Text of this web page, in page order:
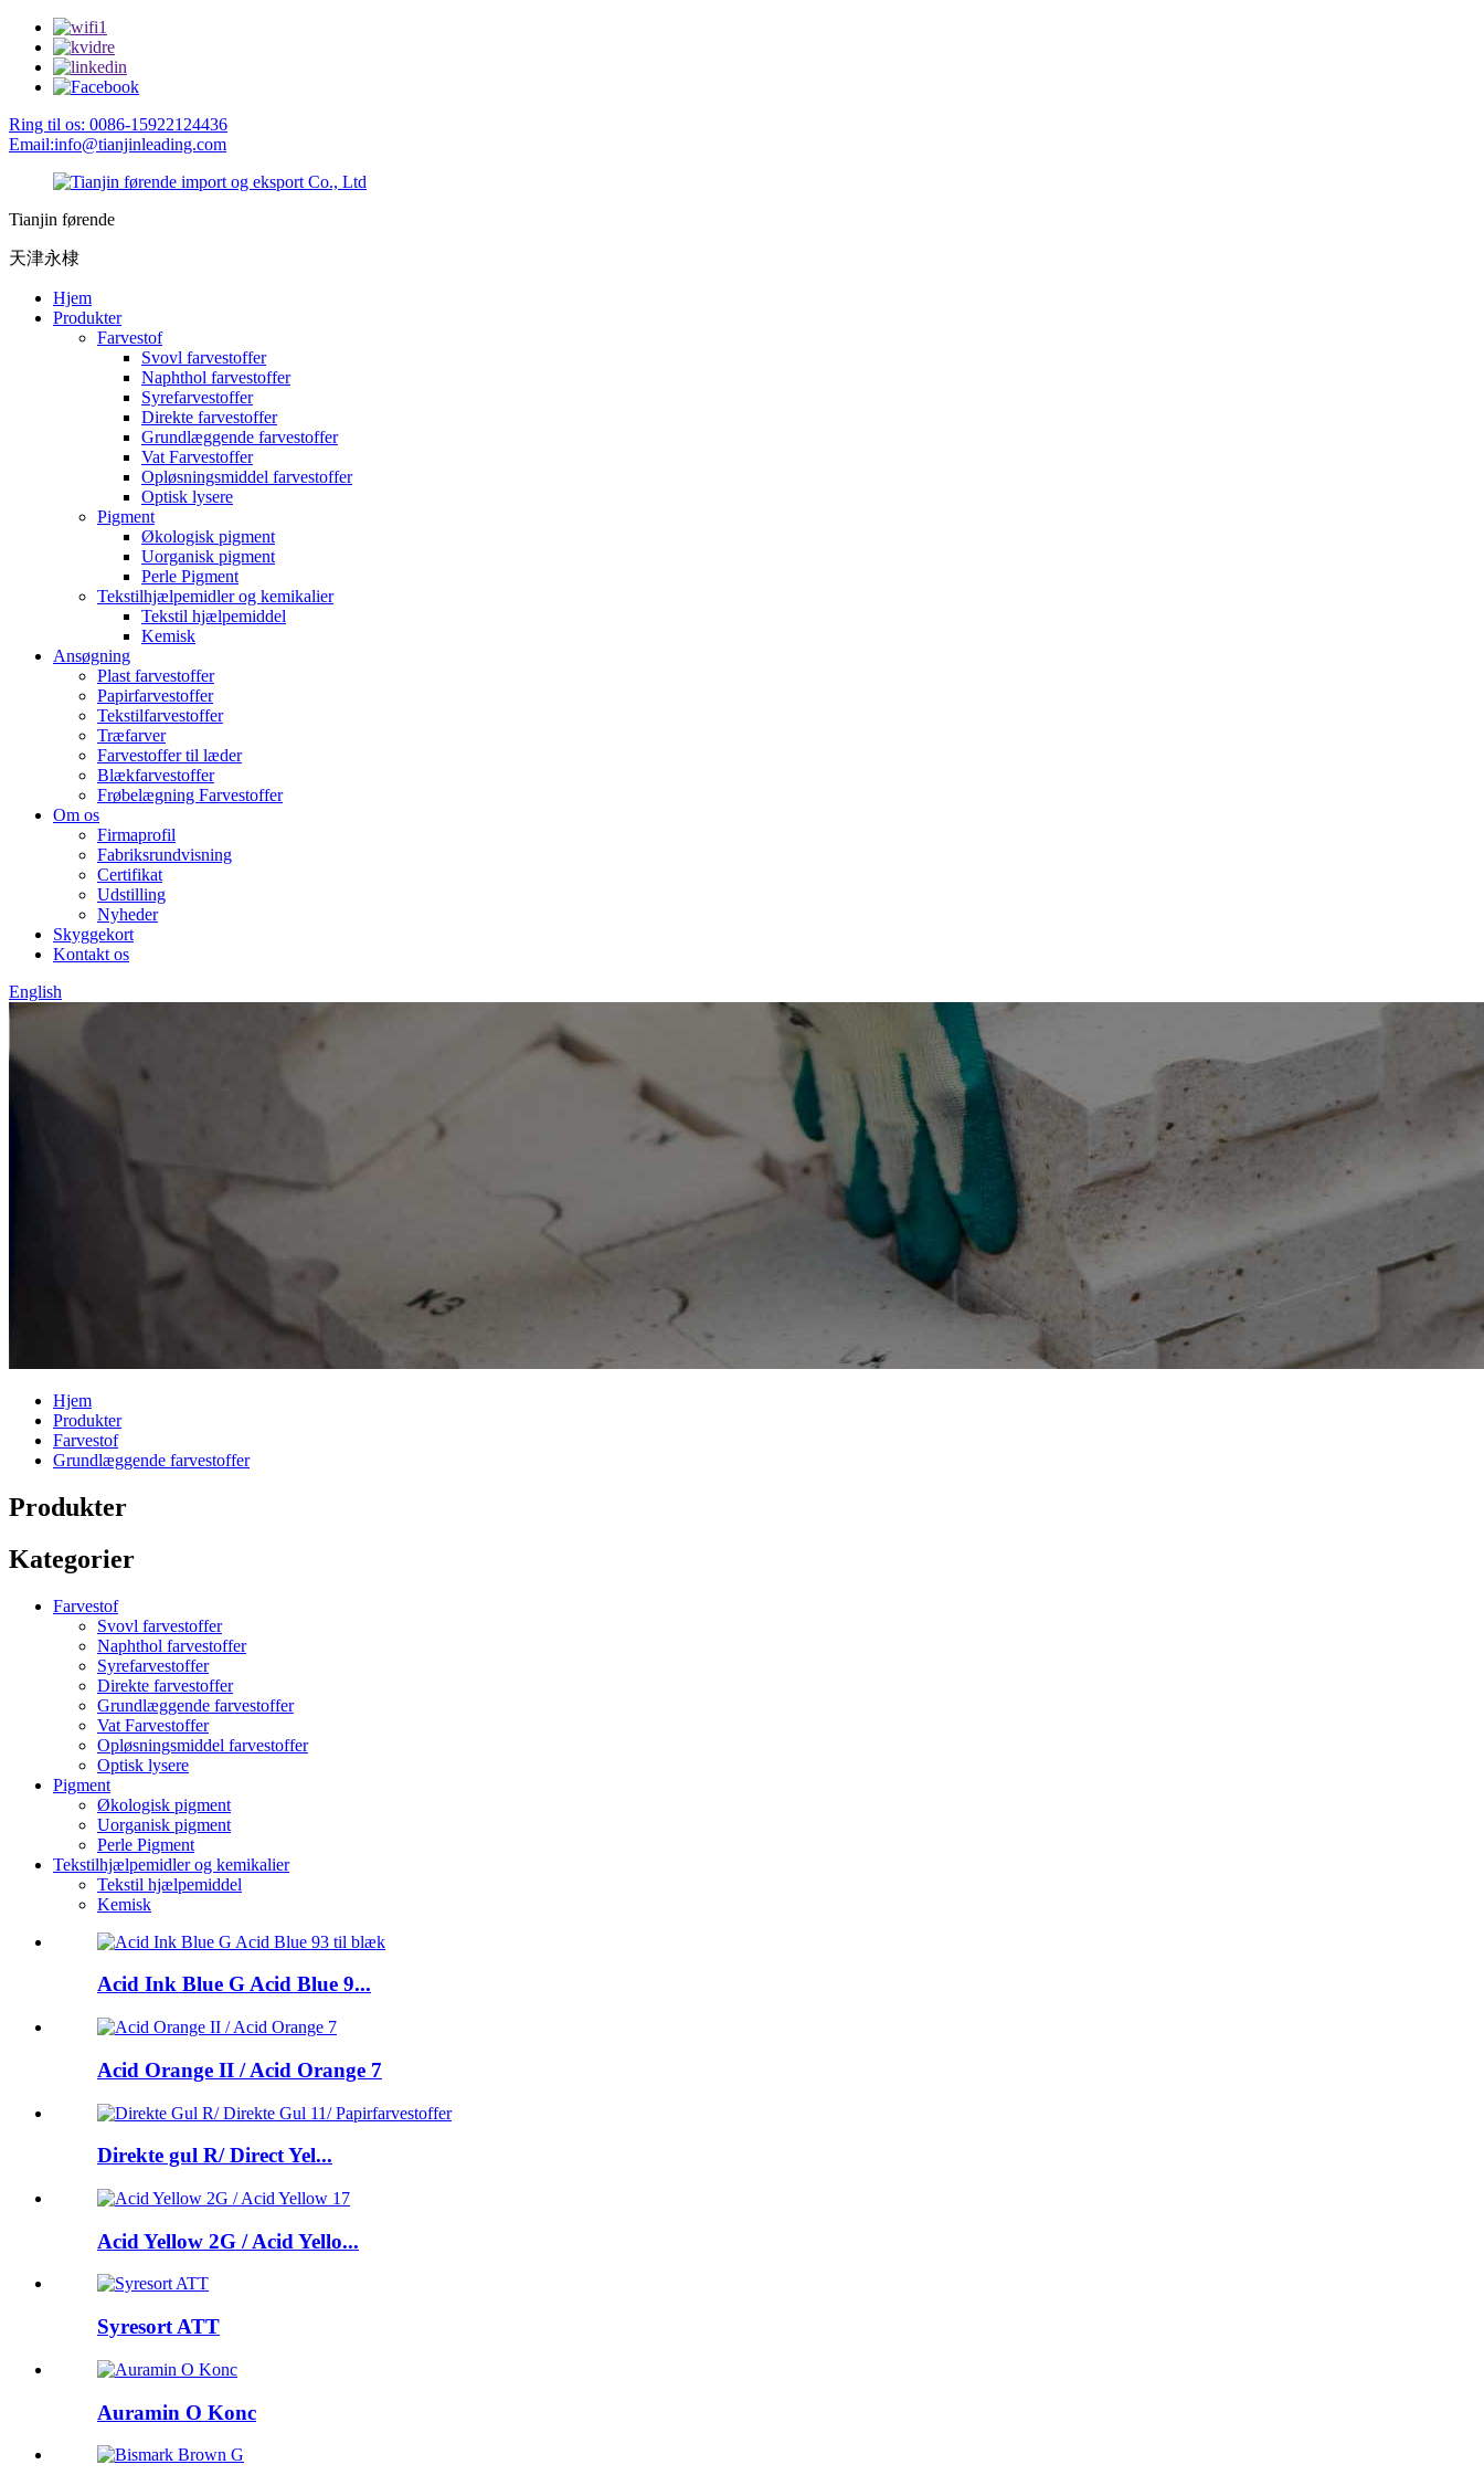
Ring til os: 0086-15922124436
Email:info@tianjinleading.com
Tianjin førende
天津永棣
Hjem
Produkter
Farvestof
Svovl farvestoffer
Naphthol farvestoffer
Syrefarvestoffer
Direkte farvestoffer
Grundlæggende farvestoffer
Vat Farvestoffer
Opløsningsmiddel farvestoffer
Optisk lysere
Pigment
Økologisk pigment
Uorganisk pigment
Perle Pigment
Tekstilhjælpemidler og kemikalier
Tekstil hjælpemiddel
Kemisk
Ansøgning
Plast farvestoffer
Papirfarvestoffer
Tekstilfarvestoffer
Træfarver
Farvestoffer til læder
Blækfarvestoffer
Frøbelægning Farvestoffer
Om os
Firmaprofil
Fabriksrundvisning
Certifikat
Udstilling
Nyheder
Skyggekort
Kontakt os
English
Hjem
Produkter
Farvestof
Grundlæggende farvestoffer
Produkter
Kategorier
Farvestof
Svovl farvestoffer
Naphthol farvestoffer
Syrefarvestoffer
Direkte farvestoffer
Grundlæggende farvestoffer
Vat Farvestoffer
Opløsningsmiddel farvestoffer
Optisk lysere
Pigment
Økologisk pigment
Uorganisk pigment
Perle Pigment
Tekstilhjælpemidler og kemikalier
Tekstil hjælpemiddel
Kemisk
Acid Ink Blue G Acid Blue 9...
Acid Orange II / Acid Orange 7
Direkte gul R/ Direct Yel...
Acid Yellow 2G / Acid Yello...
Syresort ATT
Auramin O Konc